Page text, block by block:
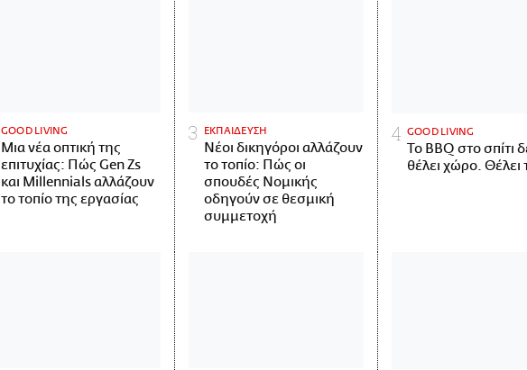
GOOD LIVING
Μια νέα οπτική της
επιτυχίας: Πώς Gen Zs
και Millennials αλλάζουν
το τοπίο της εργασίας
ΕΚΠΑΙΔΕΥΣΗ
Νέοι δικηγόροι αλλάζουν
το τοπίο: Πώς οι
σπουδές Νομικής
οδηγούν σε θεσμική
συμμετοχή
GOOD LIVING
Το BBQ στο σπίτι
θέλει χώρο. Θέλει